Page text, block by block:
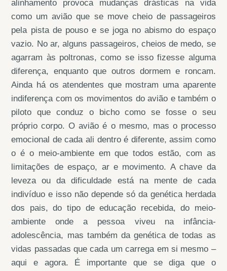
alinhamento provoca mudanças drásticas na vida
como um avião que se move cheio de passageiros
pela pista de pouso e se joga no abismo do espaço
vazio. No ar, alguns passageiros, cheios de medo, se
agarram às poltronas, como se isso fizesse alguma
diferença, enquanto que outros dormem e roncam.
Ainda há os atendentes que mostram uma aparente
indiferença com os movimentos do avião e também o
piloto que conduz o bicho como se fosse o seu
próprio corpo. O avião é o mesmo, mas o processo
emocional de cada ali dentro é diferente, assim como
o é o meio-ambiente em que todos estão, com as
limitações de espaço, ar e movimento. A chave da
leveza ou da dificuldade está na mente de cada
indivíduo e isso não depende só da genética herdada
dos pais, do tipo de educação recebida, do meio-
ambiente onde a pessoa viveu na infância-
adolescência, mas também da genética de todas as
vidas passadas que cada um carrega em si mesmo –
aqui e agora. É importante que se diga que o